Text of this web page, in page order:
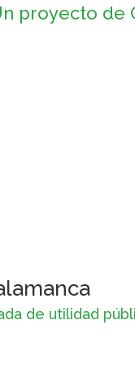
proyecto de
de utilidad